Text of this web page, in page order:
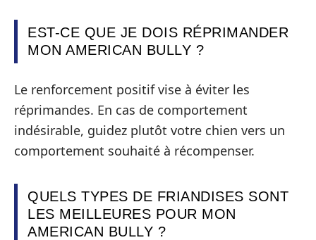
EST-CE QUE JE DOIS RÉPRIMANDER
MON AMERICAN BULLY ?
Le renforcement positif vise à éviter les
réprimandes. En cas de comportement
indésirable, guidez plutôt votre chien vers un
comportement souhaité à récompenser.
QUELS TYPES DE FRIANDISES SONT
LES MEILLEURES POUR MON
AMERICAN BULLY ?